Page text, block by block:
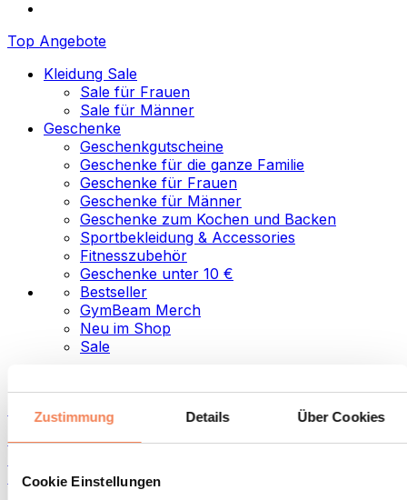
Zustimmung Details Über Cookies
Cookie Einstellungen
Top Angebote
Kleidung Sale
Sale für Frauen
Sale für Männer
Geschenke
Geschenkgutscheine
Geschenke für die ganze Familie
Geschenke für Frauen
Geschenke für Männer
Geschenke zum Kochen und Backen
Sportbekleidung & Accessories
Fitnesszubehör
Geschenke unter 10 €
Bestseller
GymBeam Merch
Neu im Shop
Sale
Lebensmittel
Fitness-Food
Aufstriche und Pasten